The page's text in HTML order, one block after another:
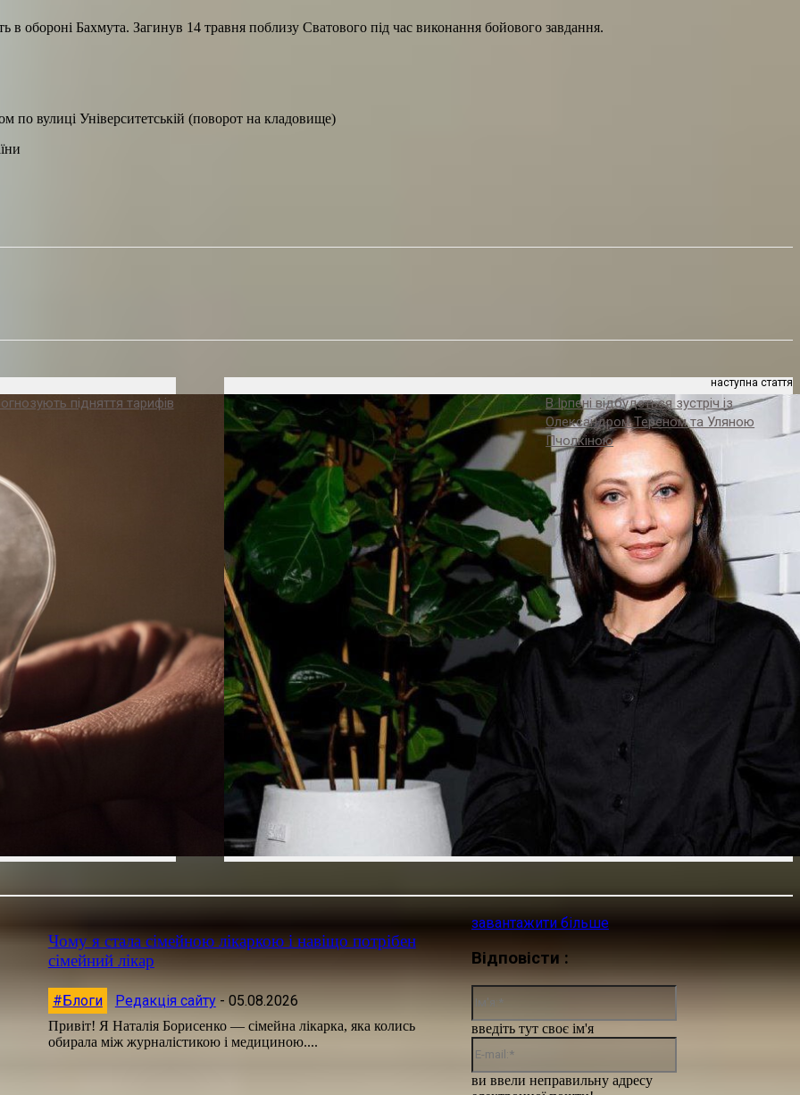
в обороні Бахмута. Загинув 14 травня поблизу Сватового під час виконання бойового завдання.
по вулиці Університетській (поворот на кладовище)
підняття тарифів
наступна стаття
В Ірпені відбудеться зустріч із
Олександром Тереном та Уляною
Пчолкіною
Чому я стала сімейною лікаркою і навіщо потрібен
сімейний лікар
#Блоги Редакція сайту - 05.08.2026
Привіт! Я Наталія Борисенко — сімейна лікарка, яка колись
обирала між журналістикою і медициною....
завантажити більше
Відповісти :
Ім'я:*
введіть тут своє ім'я
E-
ви ввели неправильну адресу